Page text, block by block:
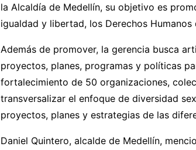
la Alcaldía de Medellín, su objetivo es
igualdad y libertad, los Derechos Humanos
Además de promover, la gerencia busca
proyectos, planes, programas y políticas
fortalecimiento de 50 organizaciones,
transversalizar el enfoque de diversidad
proyectos, planes y estrategias de las
Daniel Quintero, alcalde de Medellín,